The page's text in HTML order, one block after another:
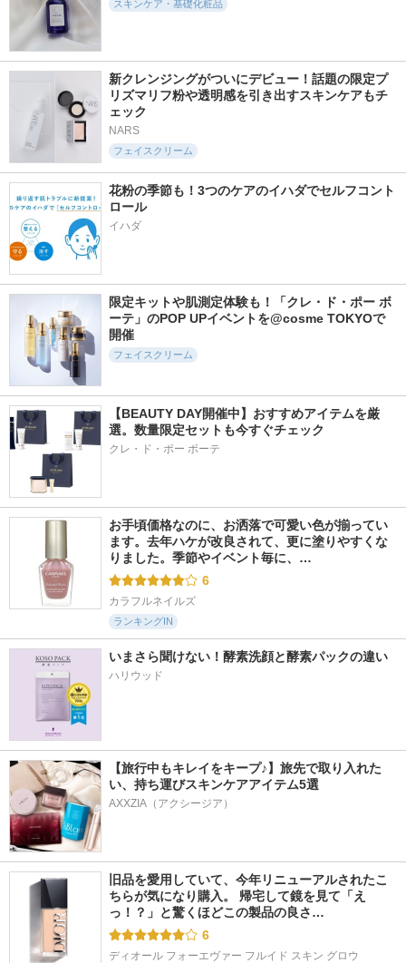
RXザ・6ペプチドス
キンブースターセラ
ム
COSRX(コスアールエ
5.9
93件
PDRNキューブミド
DPPR
5.6
119件
キュリペア インテ
5.9
92件
アドバンスドPDRN
リジュビネイティン
グクリーム
Dr.Reju-All
ルショットクリーム
DPPR
ザ・ビタミンC23セ
ラム
6.2
ビタ３プリンクリー
ム
ooznary
リーム
Dr.G(ドクタージー)
SAM'U
スキンケア・基礎化粧品
新クレンジングがついにデビュー！話題の限定プ
リズマリフ粉や透明感を引き出すスキンケアもチ
ェック
NARS
フェイスクリーム
花粉の季節も！3つのケアのイハダでセルフコント
ロール
イハダ
限定キットや肌測定体験も！「クレ・ド・ポー ボ
ーテ」のPOP UPイベントを@cosme TOKYOで
開催
フェイスクリーム
【BEAUTY DAY開催中】おすすめアイテムを厳
選。数量限定セットも今すぐチェック
クレ・ド・ポー ボーテ
お手頃価格なのに、お洒落で可愛い色が揃ってい
ます。去年ハケが改良されて、更に塗りやすくな
りました。季節やイベント毎に、…
6
カラフルネイルズ
ランキングIN
いまさら聞けない！酵素洗顔と酵素パックの違い
ハリウッド
【旅行中もキレイをキープ♪】旅先で取り入れた
い、持ち運びスキンケアアイテム5選
AXXZIA（アクシージア）
旧品を愛用していて、今年リニューアルされたこ
ちらが気になり購入。 帰宅して鏡を見て「え
っ！？」と驚くほどこの製品の良さ…
6
ディオール フォーエヴァー フルイド スキン グロウ